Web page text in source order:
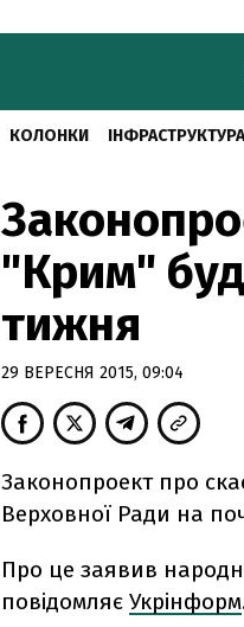
КОЛОНКИ ІНФРАСТРУКТУРА
"Крим"
тижня
29 ВЕРЕСНЯ 2015, 09:04
Законопроект про
Верховної Ради на
Про це заявив
повідомляє Укрінформ